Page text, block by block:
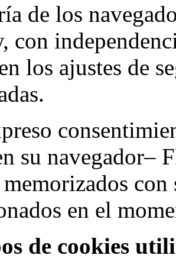
de los
con
los ajustes de
su navegador–
con
en el
de cookies